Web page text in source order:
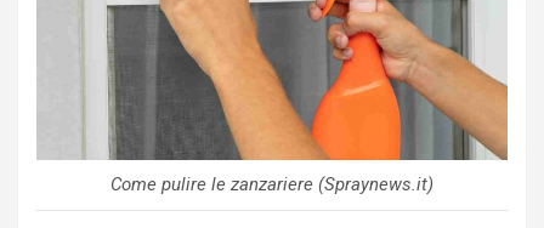
Come pulire le zanzariere (Spraynews.it)